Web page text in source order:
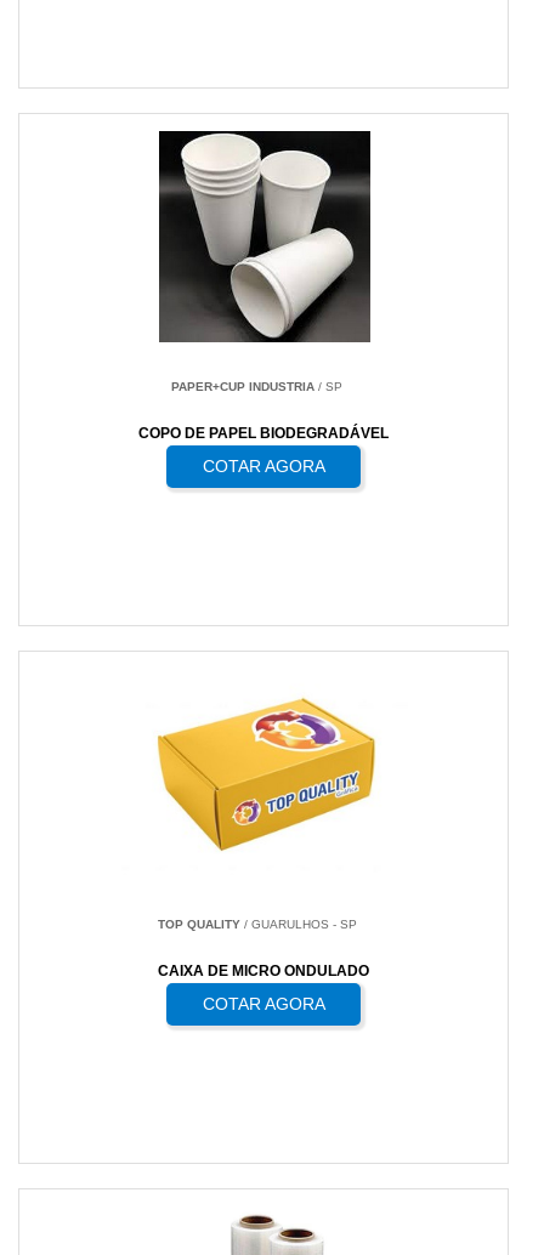
PAPER+CUP INDUSTRIA / SP
COPO DE PAPEL BIODEGRADÁVEL
COTAR AGORA
TOP QUALITY/ GUARULHOS - SP
CAIXA DE MICRO ONDULADO
COTAR AGORA